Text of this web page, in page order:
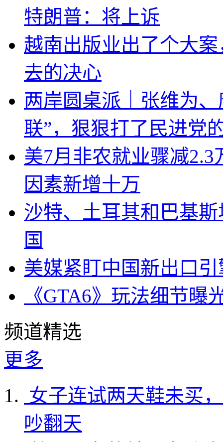
特朗普：将上诉
越南出版业出了个大
去的决心
两岸圆桌派｜张维为
联”，狠狠打了民进党
美7月非农就业骤减
因素新增十万
沙特、土耳其和巴基
国
美媒紧盯中国新出口
《GTA6》玩法细节
频道精选
更多
女子连试两天鞋未买
吵翻天